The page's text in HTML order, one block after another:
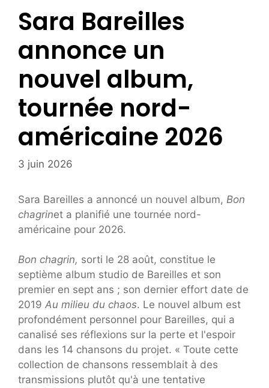
Sara Bareilles
annonce un
nouvel album,
tournée nord-
américaine 2026
3 juin 2026
Sara Bareilles a annoncé un nouvel album, Bon
chagrinet a planifié une tournée nord-
américaine pour 2026.
Bon chagrin, sorti le 28 août, constitue le
septième album studio de Bareilles et son
premier en sept ans ; son dernier effort date de
2019 Au milieu du chaos. Le nouvel album est
profondément personnel pour Bareilles, qui a
canalisé ses réflexions sur la perte et l'espoir
dans les 14 chansons du projet. « Toute cette
collection de chansons ressemblait à des
transmissions plutôt qu'à une tentative